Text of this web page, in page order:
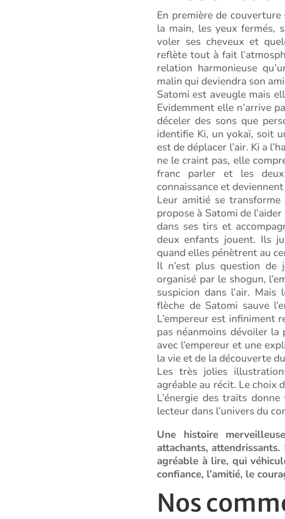
En première de
la main, les yeux fermés,
voler ses cheveux et
reflète tout à fait
relation harmonieuse
malin qui deviendra son
Satomi est aveugle mais
Evidemment elle n’arrive
déceler des sons que
identifie Ki, un yokaï, soit
est de déplacer l’air. Ki a
ne le craint pas, elle
franc parler et les
connaissance et
Leur amitié se
propose à Satomi de
dans ses tirs et
deux enfants jouent. Ils
quand elles pénètrent au
Il n’est plus question de
organisé par le shogun,
suspicion dans l’air.
flèche de Satomi sauve
L’empereur est infiniment
pas néanmoins dévoiler la
avec l’empereur et une
la vie et de la découverte
Les très jolies
agréable au récit. Le choix
L’énergie des traits
lecteur dans l’univers du
Une histoire
attachants,
agréable à lire, qui
confiance, l’amitié, le
Nos